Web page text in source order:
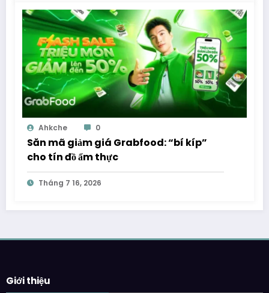
Ahkche 0
Săn mã giảm giá Grabfood: “bí kíp”
cho tín đồ ẩm thực
Tháng 7 16, 2026
Giới thiệu